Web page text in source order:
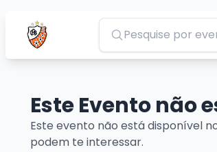
Pesquisar
Este Evento não
Este evento não está disponível
podem te interessar.